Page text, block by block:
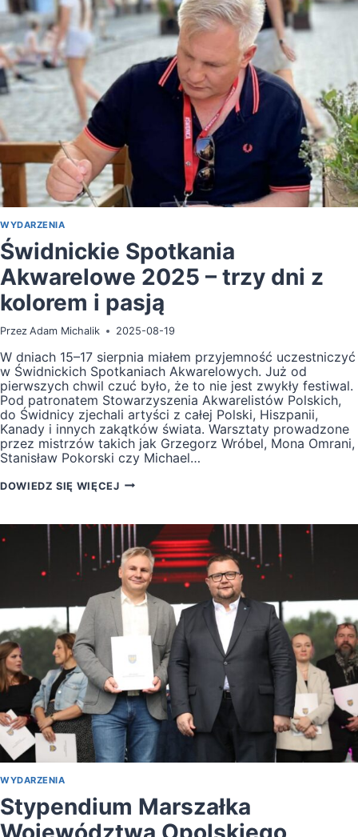
WYDARZENIA
Świdnickie Spotkania
Akwarelowe 2025 – trzy dni z
kolorem i pasją
Przez Adam Michalik 2025-08-19
W dniach 15–17 sierpnia miałem przyjemność uczestniczyć
w Świdnickich Spotkaniach Akwarelowych. Już od
pierwszych chwil czuć było, że to nie jest zwykły festiwal.
Pod patronatem Stowarzyszenia Akwarelistów Polskich,
do Świdnicy zjechali artyści z całej Polski, Hiszpanii,
Kanady i innych zakątków świata. Warsztaty prowadzone
przez mistrzów takich jak Grzegorz Wróbel, Mona Omrani,
Stanisław Pokorski czy Michael…
DOWIEDZ SIĘ WIĘCEJŚWIDNICKIE
SPOTKANIA
–
TRZY
DNI
Z
KOLOREM
I
PASJĄ
WYDARZENIA
Stypendium Marszałka